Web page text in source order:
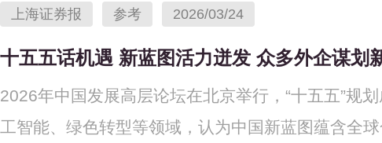
上海证券报 参考 2026/03/24
十五五话机遇 新蓝图活力迸发 众多外企谋划
2026年中国发展高层论坛在北京举行，“十五五”规
工智能、绿色转型等领域，认为中国新蓝图蕴含全